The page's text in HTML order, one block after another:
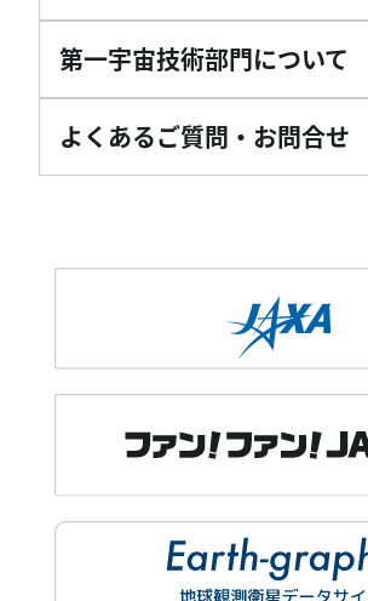
第一宇宙技術部門について
よくあるご質問・お問合せ